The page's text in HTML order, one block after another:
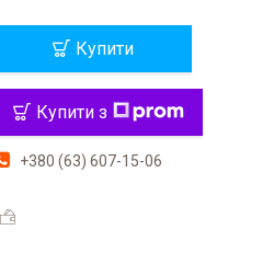
Купити
Купити з
+380 (63) 607-15-06